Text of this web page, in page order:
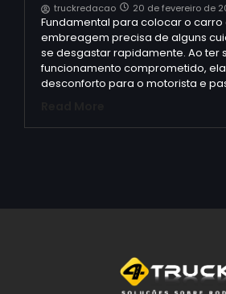
truckredacao 20 de fevereiro de
Fundamental para colocar o
embreagem precisa de alguns
se desgastar rapidamente. Ao ter
funcionamento comprometido,
desconforto para o motorista e